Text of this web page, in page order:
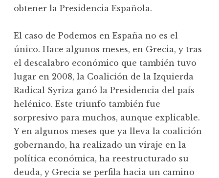
obtener la Presidencia Española.
El caso de Podemos en España no es el
único. Hace algunos meses, en Grecia, y tras
el descalabro económico que también tuvo
lugar en 2008, la Coalición de la Izquierda
Radical Syriza ganó la Presidencia del país
helénico. Este triunfo también fue
sorpresivo para muchos, aunque explicable.
Y en algunos meses que ya lleva la coalición
gobernando, ha realizado un viraje en la
política económica, ha reestructurado su
deuda, y Grecia se perfila hacia un camino